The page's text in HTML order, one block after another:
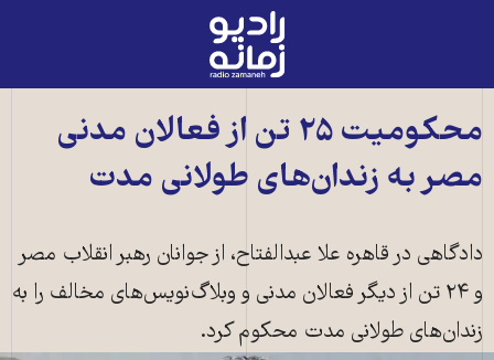
رادیو
زمانه
به
صفحه
اصلی
محکومیت ۲۵ تن از فعالان مدنی
مصر به زندان‌های طولانی مدت
دادگاهی در قاهره علا عبدالفتاح، از جوانان رهبر انقلاب مصر
و ۲۴ تن از دیگر فعالان مدنی و وبلاگ‌نویس‌های مخالف را به
زندان‌های طولانی مدت محکوم کرد.